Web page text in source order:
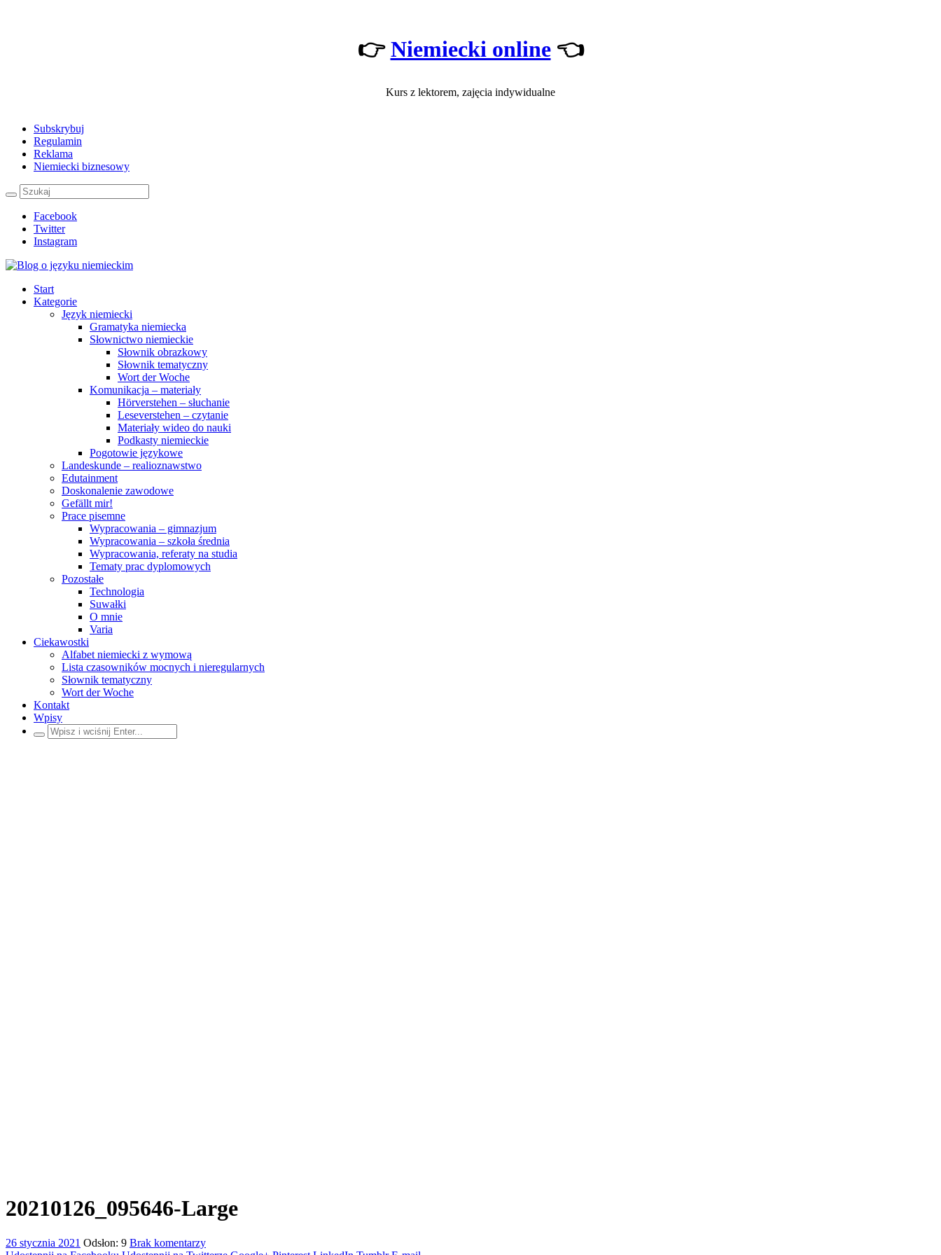
👉Niemiecki online👈
Kurs z lektorem, zajęcia indywidualne
Subskrybuj
Regulamin
Reklama
Niemiecki biznesowy
Facebook
Twitter
Instagram
Start
Kategorie
Język niemiecki
Gramatyka niemiecka
Słownictwo niemieckie
Słownik obrazkowy
Słownik tematyczny
Wort der Woche
Komunikacja – materiały
Hörverstehen – słuchanie
Leseverstehen – czytanie
Materiały wideo do nauki
Podkasty niemieckie
Pogotowie językowe
Landeskunde – realioznawstwo
Edutainment
Doskonalenie zawodowe
Gefällt mir!
Prace pisemne
Wypracowania – gimnazjum
Wypracowania – szkoła średnia
Wypracowania, referaty na studia
Tematy prac dyplomowych
Pozostałe
Technologia
Suwałki
O mnie
Varia
Ciekawostki
Alfabet niemiecki z wymową
Lista czasowników mocnych i nieregularnych
Słownik tematyczny
Wort der Woche
Kontakt
Wpisy
20210126_095646-Large
26 stycznia 2021 Odsłon: 9 Brak komentarzy